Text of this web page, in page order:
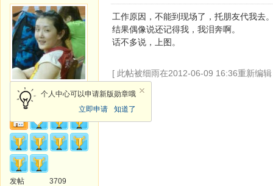
天使
个人中心可以申请新版勋章哦
立即申请
知道了
发帖
3709
工作原因，不能到现场了，托朋友代我去
结果偶像说还记得我，我泪奔啊。
话不多说，上图。
[ 此帖被细雨在2012-06-09 16:36重新编